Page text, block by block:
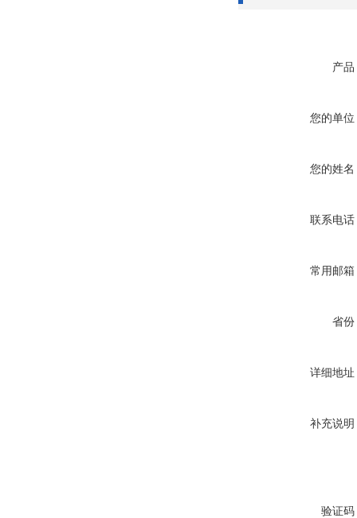
产品
您的单位
您的姓名
联系电话
常用邮箱
省份
详细地址
补充说明
验证码